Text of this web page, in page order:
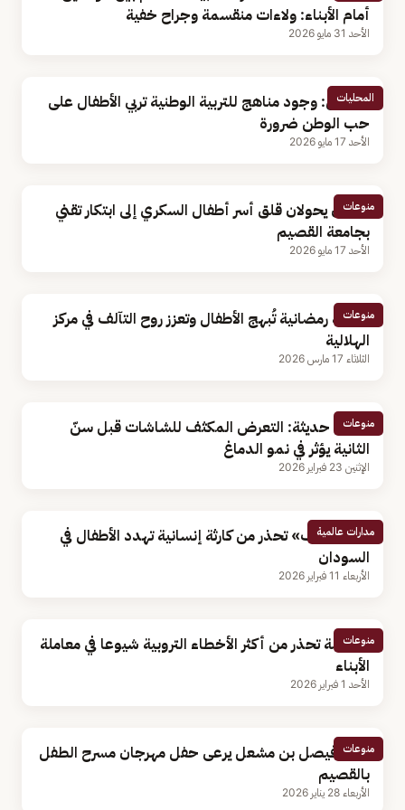
أمام الأبناء: ولاءات منقسمة وجراح خفية
الأحد 31 مايو 2026
المحليات
مختص: وجود مناهج للتربية الوطنية تربي الأطفال على
حب الوطن ضرورة
الأحد 17 مايو 2026
منوعات
زوجان يحولان قلق أسر أطفال السكري إلى ابتكار تقني
بجامعة القصيم
الأحد 17 مايو 2026
منوعات
فعالية رمضانية تُبهج الأطفال وتعزز روح التآلف في مركز
الهلالية
الثلاثاء 17 مارس 2026
منوعات
دراسة حديثة: التعرض المكثف للشاشات قبل سنّ
الثانية يؤثر في نمو الدماغ
الإثنين 23 فبراير 2026
مدارات عالمية
«اليونيسف» تحذر من كارثة إنسانية تهدد الأطفال في
السودان
الأربعاء 11 فبراير 2026
منوعات
مختصة تحذر من أكثر الأخطاء التروبية شيوعا في معاملة
الأبناء
الأحد 1 فبراير 2026
منوعات
الأمير فيصل بن مشعل يرعى حفل مهرجان مسرح الطفل
بالقصيم
الأربعاء 28 يناير 2026